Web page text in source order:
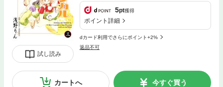
試し読み
5pt獲得
ポイント詳細
dカード利用でさらにポイント+2%
返品不可
カートへ 今すぐ買う